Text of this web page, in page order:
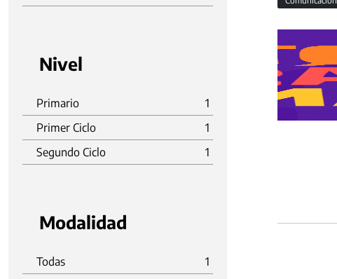
Nivel
Primario
1
Primer Ciclo
1
Segundo Ciclo
1
Modalidad
Todas 1